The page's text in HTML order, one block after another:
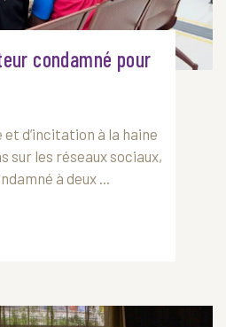
condamné pour
d’incitation à la haine
sur les réseaux sociaux,
à deux ...